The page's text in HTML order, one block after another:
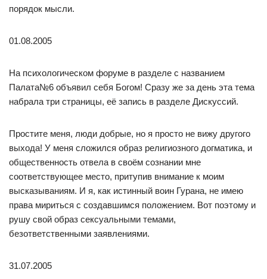
порядок мысли.
01.08.2005
На психологическом форуме в разделе с названием
Палата№6 объявил себя Богом! Сразу же за день эта тема
набрала три страницы, её запись в разделе Дискуссий.
Простите меня, люди добрые, но я просто не вижу другого
выхода! У меня сложился образ религиозного догматика, и
общественность отвела в своём сознании мне
соответствующее место, притупив внимание к моим
высказываниям. И я, как истинный воин Гурана, не имею
права мириться с создавшимся положением. Вот поэтому и
рушу свой образ сексуальными темами,
безответственными заявлениями.
31.07.2005